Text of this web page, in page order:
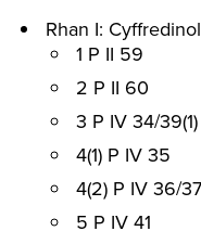
Rhan I: Cyffredinol
1 P II 59
2 P II 60
3 P IV 34/39(1)
4(1) P IV 35
4(2) P IV 36/37
5 P IV 41